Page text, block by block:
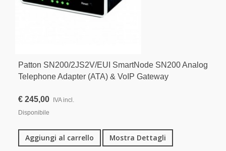
Patton SN200/2JS2V/EUI SmartNode SN200 Analog
Telephone Adapter (ATA) & VoIP Gateway
€ 245,00
IVA incl.
Disponibile
Aggiungi al carrello Mostra Dettagli